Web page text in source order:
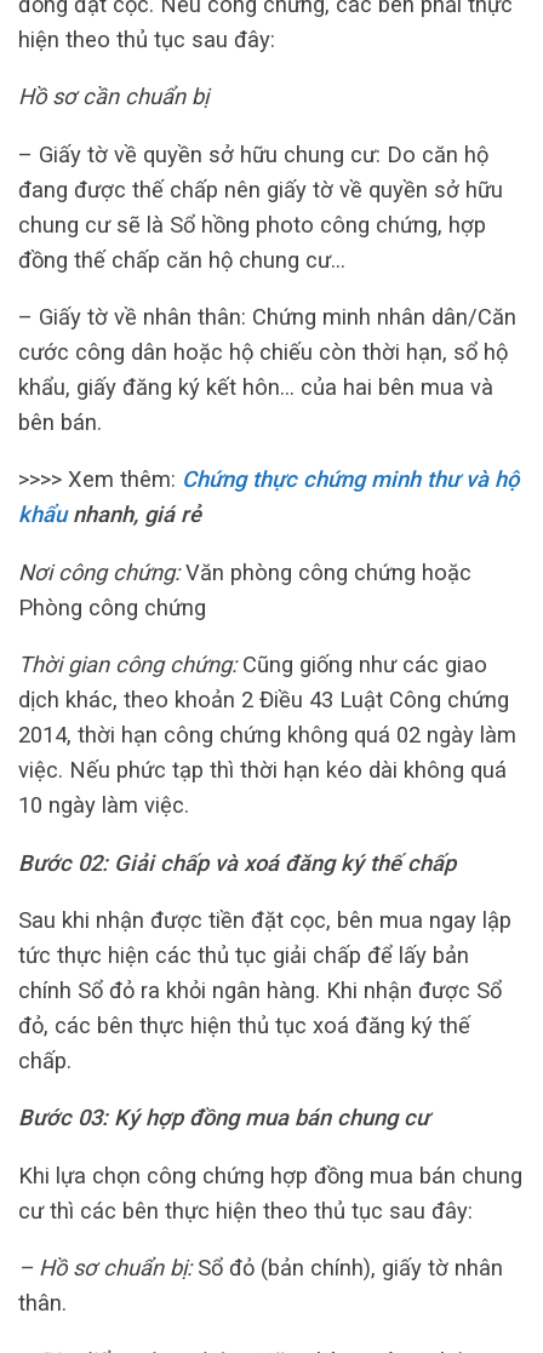
hiện theo thủ tục sau đây:
Hồ sơ cần chuẩn bị
– Giấy tờ về quyền sở hữu chung cư: Do căn hộ
đang được thế chấp nên giấy tờ về quyền sở hữu
chung cư sẽ là Sổ hồng photo công chứng, hợp
đồng thế chấp căn hộ chung cư…
– Giấy tờ về nhân thân: Chứng minh nhân dân/Căn
cước công dân hoặc hộ chiếu còn thời hạn, sổ hộ
khẩu, giấy đăng ký kết hôn… của hai bên mua và
bên bán.
>>>> Xem thêm: Chứng thực chứng minh thư và hộ
khẩunhanh, giá rẻ
Nơi công chứng:Văn phòng công chứng hoặc
Phòng công chứng
Thời gian công chứng:Cũng giống như các giao
dịch khác, theo khoản 2 Điều 43 Luật Công chứng
2014, thời hạn công chứng không quá 02 ngày làm
việc. Nếu phức tạp thì thời hạn kéo dài không quá
10 ngày làm việc.
Bước 02: Giải chấp và xoá đăng ký thế chấp
Sau khi nhận được tiền đặt cọc, bên mua ngay lập
tức thực hiện các thủ tục giải chấp để lấy bản
chính Sổ đỏ ra khỏi ngân hàng. Khi nhận được Sổ
đỏ, các bên thực hiện thủ tục xoá đăng ký thế
chấp.
Bước 03: Ký hợp đồng mua bán chung cư
Khi lựa chọn công chứng hợp đồng mua bán chung
cư thì các bên thực hiện theo thủ tục sau đây:
– Hồ sơ chuẩn bị:Sổ đỏ (bản chính), giấy tờ nhân
thân.